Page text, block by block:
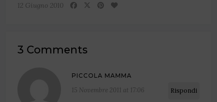
12 Giugno 2010
3 Comments
PICCOLA MAMMA
15 Novembre 2011 at 17:06 Rispondi